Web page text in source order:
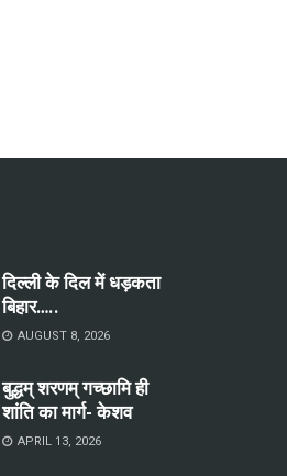
दिल्ली के दिल में धड़कता
बिहार…..
AUGUST 8, 2026
बुद्धम् शरणम् गच्छामि ही
शांति का मार्ग- केशव
APRIL 13, 2026